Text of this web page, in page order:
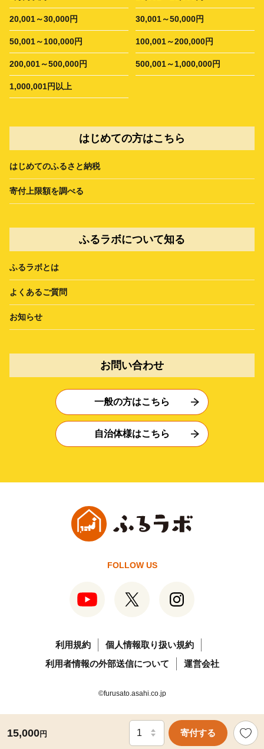
15,000円 寄付する
20,001～30,000円 30,001～50,000円
50,001～100,000円 100,001～200,000円
200,001～500,000円 500,001～1,000,000円
1,000,001円以上
はじめての方はこちら
はじめてのふるさと納税
寄付上限額を調べる
ふるラボについて知る
ふるラボとは
よくあるご質問
お知らせ
お問い合わせ
一般の方はこちら
自治体様はこちら
FOLLOW US
利用規約
個人情報取り扱い規約
利用者情報の外部送信について
運営会社
©furusato.asahi.co.jp